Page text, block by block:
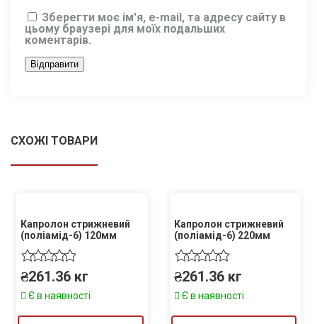
Зберегти моє ім'я, e-mail, та адресу сайту в
цьому браузері для моїх подальших
коментарів.
СХОЖІ ТОВАРИ
Капролон стрижневий
(поліамід-6) 120мм
₴261.36 кг
Є в наявності
Капролон стрижневий
(поліамід-6) 220мм
₴261.36 кг
Є в наявності